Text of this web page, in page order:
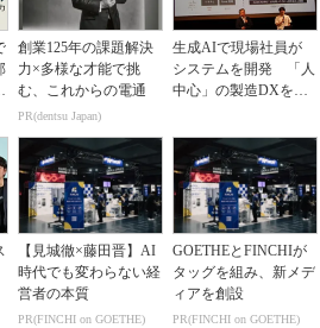
創業125年の課題解決
力×多様な才能で挑
む、これからの電通
PR(dentsu Japan)
生成AIで現場社員が
システムを開発 「人
中心」の製造DXを自
【見城徹×藤田晋】AI
時代でも変わらない経
営者の本質
PR(FINCHI on GOETHE)
GOETHEとFINCHIが
タッグを組み、新メデ
ィアを創設
PR(FINCHI on GOETHE)